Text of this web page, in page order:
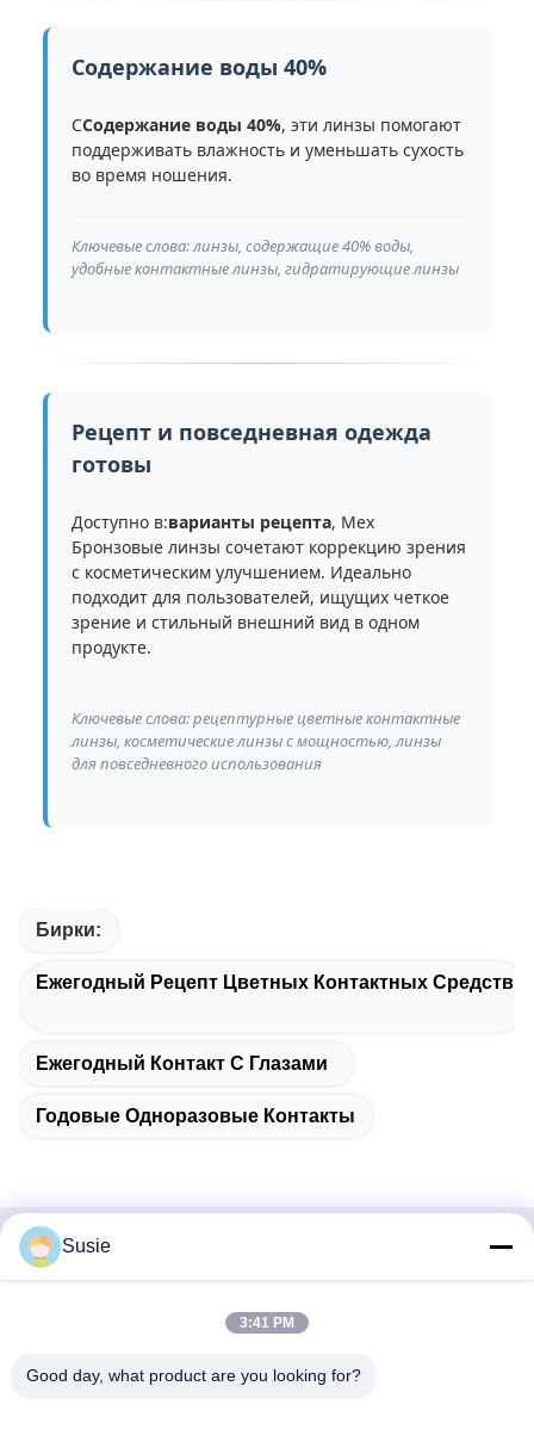
Содержание воды 40%
ССодержание воды 40%, эти линзы помогают
поддерживать влажность и уменьшать сухость
во время ношения.
Ключевые слова: линзы, содержащие 40% воды,
удобные контактные линзы, гидратирующие линзы
Рецепт и повседневная одежда
готовы
Доступно в:варианты рецепта, Мех
Бронзовые линзы сочетают коррекцию зрения
с косметическим улучшением. Идеально
подходит для пользователей, ищущих четкое
зрение и стильный внешний вид в одном
продукте.
Ключевые слова: рецептурные цветные контактные
линзы, косметические линзы с мощностью, линзы
для повседневного использования
Бирки:
Ежегодный Рецепт Цветных Контактных Средств
Ежегодный Контакт С Глазами
Годовые Одноразовые Контакты
Быстрый контакт
Первая улица Чжунъи, район Юхуа, Чанша, Хунань,
Susie
3:41 PM
Good day, what product are you looking for?